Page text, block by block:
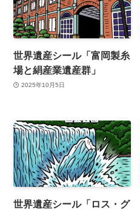
世界遺産シール「富岡製糸
場と絹産業遺産群」
2025年10月5日
世界遺産シール「ロス・グ